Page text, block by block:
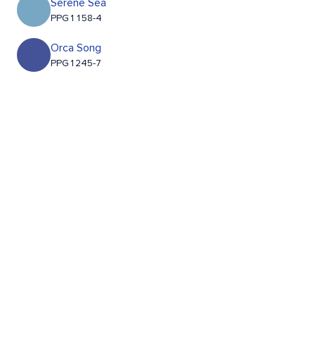
Serene Sea
PPG1158-4
Orca Song
PPG1245-7